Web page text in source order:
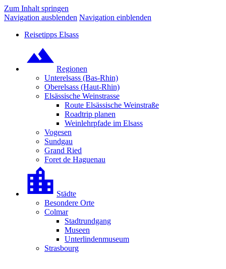
Zum Inhalt springen
Navigation ausblenden Navigation einblenden
Reisetipps Elsass
Regionen
Unterelsass (Bas-Rhin)
Oberelsass (Haut-Rhin)
Elsässische Weinstrasse
Route Elsässische Weinstraße
Roadtrip planen
Weinlehrpfade im Elsass
Vogesen
Sundgau
Grand Ried
Foret de Haguenau
Städte
Besondere Orte
Colmar
Stadtrundgang
Museen
Unterlindenmuseum
Strasbourg